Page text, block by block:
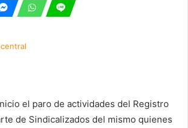
el paro de actividades del Registro
de Sindicalizados del mismo quienes